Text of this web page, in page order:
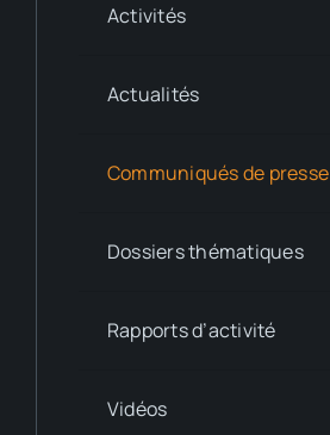
Activités
Actualités
Communiqués de presse
Dossiers thématiques
Rapports d’activité
Vidéos